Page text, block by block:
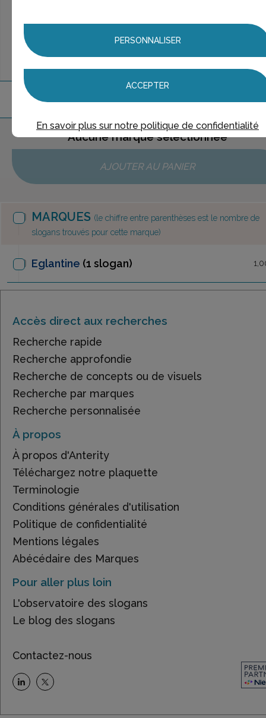
marquetrouvée
Aucune marque sélectionnée
AJOUTER AU PANIER
MARQUES (le chiffre entre parenthèses est le nombre de
slogans trouvés pour cette marque)
Eglantine (1 slogan)
Accès direct aux recherches
Recherche rapide
Recherche approfondie
Recherche de concepts ou de visuels
Recherche par marques
Recherche personnalisée
À propos
À propos d'Anterity
Téléchargez notre plaquette
Terminologie
Conditions générales d'utilisation
Politique de confidentialité
Mentions légales
Abécédaire des Marques
Pour aller plus loin
L'observatoire des slogans
Le blog des slogans
Contactez-nous
PERSONNALISER
ACCEPTER
En savoir plus sur notre politique de confidentialité